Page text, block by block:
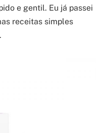
e gentil. Eu já passei
receitas simples